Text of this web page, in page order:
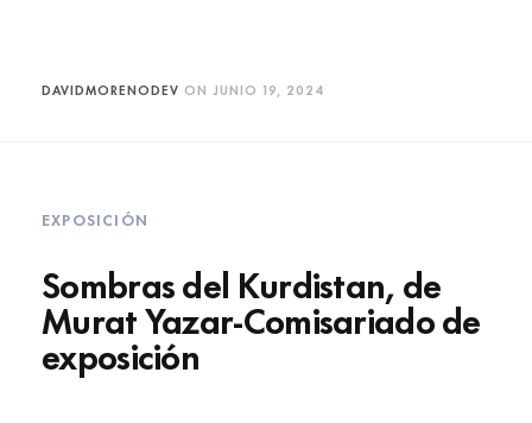
DAVIDMORENODEV ON JUNIO 19, 2024
EXPOSICIÓN
Sombras del Kurdistan, de
Murat Yazar-Comisariado de
exposición